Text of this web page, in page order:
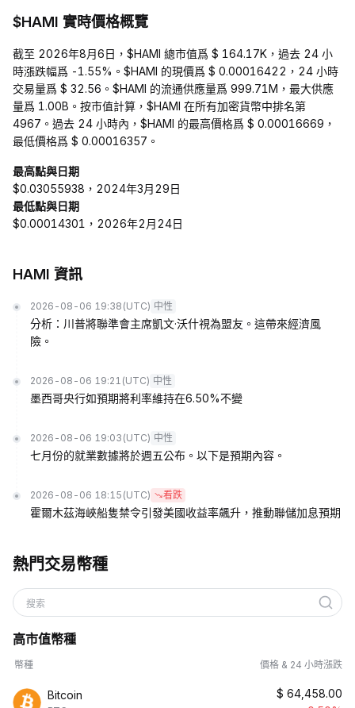
$HAMI 實時價格概覽
截至 2026年8月6日，$HAMI 總市值爲 $ 164.17K，過去 24 小
時漲跌幅爲 -1.55%。$HAMI 的現價爲 $ 0.00016422，24 小時
交易量爲 $ 32.56。$HAMI 的流通供應量爲 999.71M，最大供應
量爲 1.00B。按市值計算，$HAMI 在所有加密貨幣中排名第
4967。過去 24 小時內，$HAMI 的最高價格爲 $ 0.00016669，
最低價格爲 $ 0.00016357。
最高點與日期
$0.03055938，2024年3月29日
最低點與日期
$0.00014301，2026年2月24日
HAMI 資訊
2026-08-06 19:38 (UTC) 中性
分析：川普將聯準會主席凱文·沃什視為盟友。這帶來經濟風
險。
2026-08-06 19:21 (UTC) 中性
墨西哥央行如預期將利率維持在6.50%不變
2026-08-06 19:03 (UTC) 中性
七月份的就業數據將於週五公布。以下是預期內容。
2026-08-06 18:15 (UTC) 看跌
霍爾木茲海峽船隻禁令引發美國收益率飆升，推動聯儲加息預期
熱門交易幣種
搜索
高市值幣種
幣種 價格 & 24 小時漲跌
Bitcoin $ 64,458.00